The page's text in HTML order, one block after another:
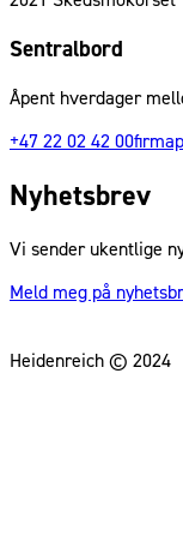
Sentralbord
Åpent hverdager
+47 22 02 42 00
Nyhetsbrev
Vi sender ukentlige
Meld meg på
Heidenreich © 2024